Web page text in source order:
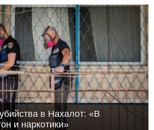
стала бытовая ссора из-за
дороги.
в Нахалот: «В
и наркотики»